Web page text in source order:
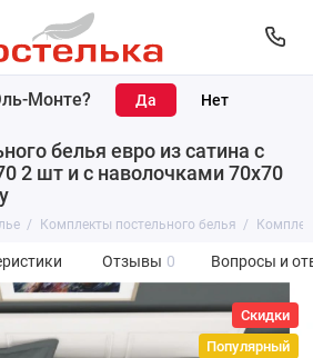
Монте?
белья евро из сатина с
2 шт и с наволочками 70х70
Комплекты постельного белья
Отзывы 0 Вопросы и
Скидки
Популярный